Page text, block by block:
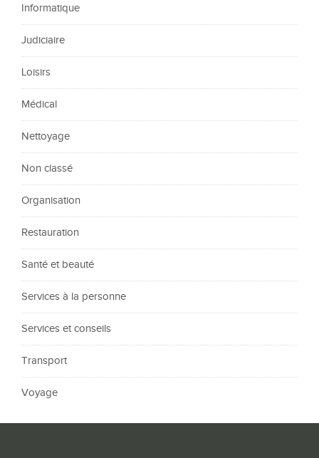
Informatique
Judiciaire
Loisirs
Médical
Nettoyage
Non classé
Organisation
Restauration
Santé et beauté
Services à la personne
Services et conseils
Transport
Voyage